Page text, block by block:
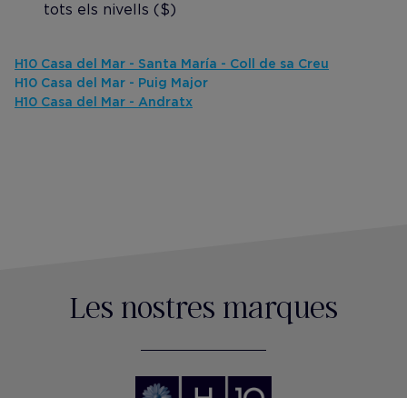
tots els nivells ($)
H10 Casa del Mar - Santa María - Coll de sa Creu
H10 Casa del Mar - Puig Major
H10 Casa del Mar - Andratx
Les nostres marques